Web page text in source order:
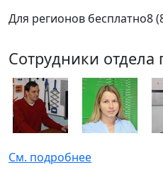
Для регионов бесплатно8
Сотрудники отдела
См. подробнее